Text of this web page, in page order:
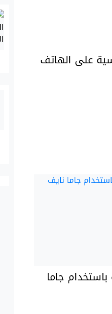
على الهاتف
باستخدام جاما